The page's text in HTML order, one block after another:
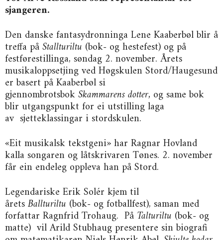
sjangeren.
Den danske fantasydronninga Lene Kaaberbøl blir å
treffa påStallturiltu (bok- og hestefest) og på
festførestillinga, søndag 2. november. Årets
musikaloppsetjing ved Høgskulen Stord/Haugesund
er basert på Kaaberbøl si
gjennombrotsbokSkammarens dotter, og same bok
blir utgangspunkt for ei utstilling laga
av sjetteklassingar i stordskulen.
«Eit musikalsk tekstgeni» har Ragnar Hovland
kalla songaren og låtskrivaren Tønes. 2. november
får ein endeleg oppleva han på Stord.
Legendariske Erik Solér kjem til
åretsBallturiltu (bok- og fotballfest), saman med
forfattar Ragnfrid Trohaug. På Talturiltu (bok- og
matte) vil Arild Stubhaug presentere sin biografi